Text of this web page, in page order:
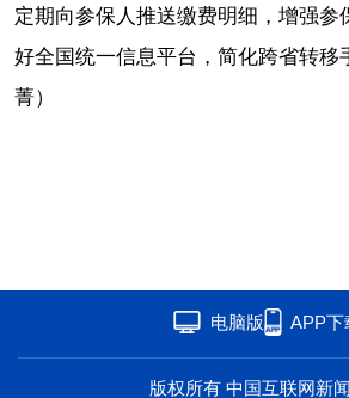
定期向参保人推送缴费明细，增强参
好全国统一信息平台，简化跨省转
菁）
电脑版 APP下
版权所有 中国互联网新